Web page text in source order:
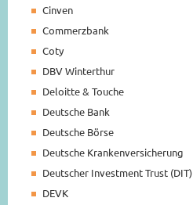
Cinven
Commerzbank
Coty
DBV Winterthur
Deloitte & Touche
Deutsche Bank
Deutsche Börse
Deutsche Krankenversicherung
Deutscher Investment Trust (DIT)
DEVK